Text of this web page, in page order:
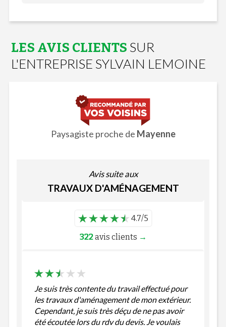
LES AVIS CLIENTS SUR
L'ENTREPRISE SYLVAIN LEMOINE
Paysagiste proche de Mayenne
Avis suite aux
TRAVAUX D'AMÉNAGEMENT
4.7/5
322avis clients →
Je suis très contente du travail effectué pour
les travaux d'aménagement de mon extérieur.
Cependant, je suis très déçu de ne pas avoir
été écoutée lors du rdv du devis. Je voulais